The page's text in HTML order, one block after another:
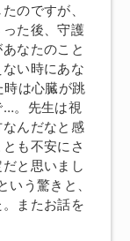
のですが、
た後、守護
なたのこと
い時にあな
は心臓が跳
…。先生は視
んだなと感
も不安にさ
と思いまし
う驚きと、
またお話を